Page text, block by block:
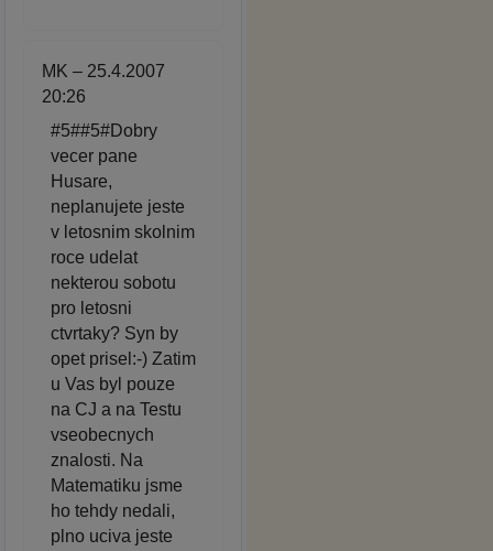
MK – 25.4.2007
20:26
#5##5#Dobry
vecer pane
Husare,
neplanujete jeste
v letosnim skolnim
roce udelat
nekterou sobotu
pro letosni
ctvrtaky? Syn by
opet prisel:-) Zatim
u Vas byl pouze
na CJ a na Testu
vseobecnych
znalosti. Na
Matematiku jsme
ho tehdy nedali,
plno uciva jeste